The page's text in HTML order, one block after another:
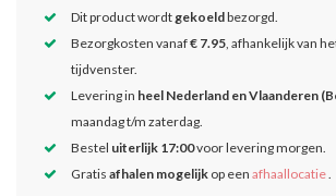
Dit product wordtgekoeldbezorgd.
Bezorgkosten vanaf€ 7.95, afhankelijk van
tijdvenster.
Levering in heel Nederland en Vlaanderen
maandag t/m zaterdag.
Bestel uiterlijk 17:00voor levering morgen.
Gratis afhalen mogelijk op een afhaallocatie.